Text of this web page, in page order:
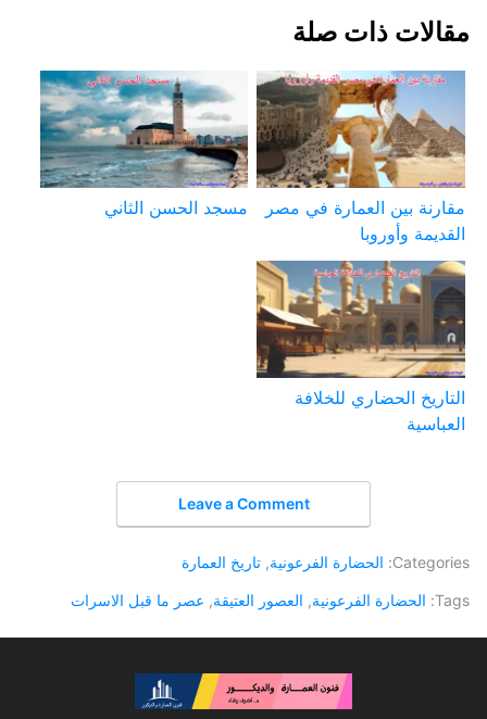
مقالات ذات صلة
مقارنة بين العمارة في مصر
القديمة وأوروبا
مسجد الحسن الثاني
التاريخ الحضاري للخلافة
العباسية
Leave a Comment
Categories: الحضارة الفرعونية, تاريخ العمارة
Tags: الحضارة الفرعونية, العصور العتيقة, عصر ما قبل الاسرات